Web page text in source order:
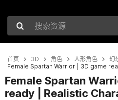
搜索资源
首页 3D 角色 人形角色
幻
Female Spartan Warrior | 3D game
Female Spartan
ready | Realistic